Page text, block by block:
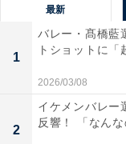
最新
1
バレー・髙橋藍
トショットに
2026/03/08
2
イケメンバレー
反響！ 「なん